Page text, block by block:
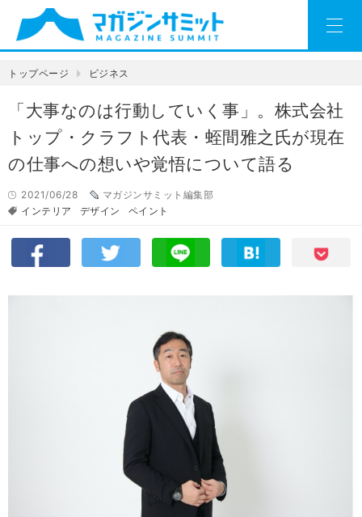
トップページ ビジネス
「大事なのは行動していく事」。株式会社
トップ・クラフト代表・蛭間雅之氏が現在
の仕事への想いや覚悟について語る
2021/06/28
マガジンサミット編集部
インテリア
デザイン ペイント